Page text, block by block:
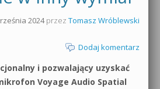
podstaw
2024przez Tomasz Wróblewski
Dodaj komentarz
i pozwalający uzyskać
Voyage Audio Spatial